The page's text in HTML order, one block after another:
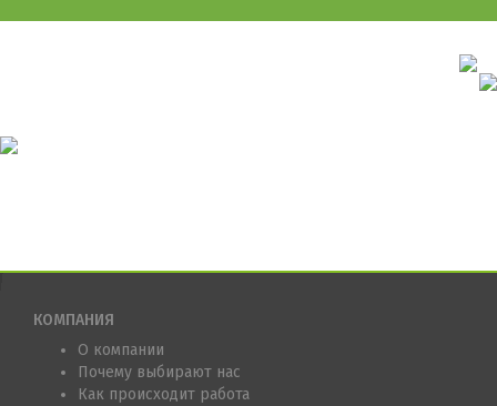
КОМПАНИЯ
О компании
Почему выбирают нас
Как происходит работа